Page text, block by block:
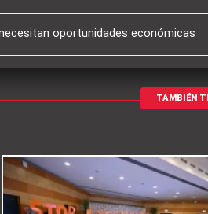
oportunidades económicas
TAMBIÉN